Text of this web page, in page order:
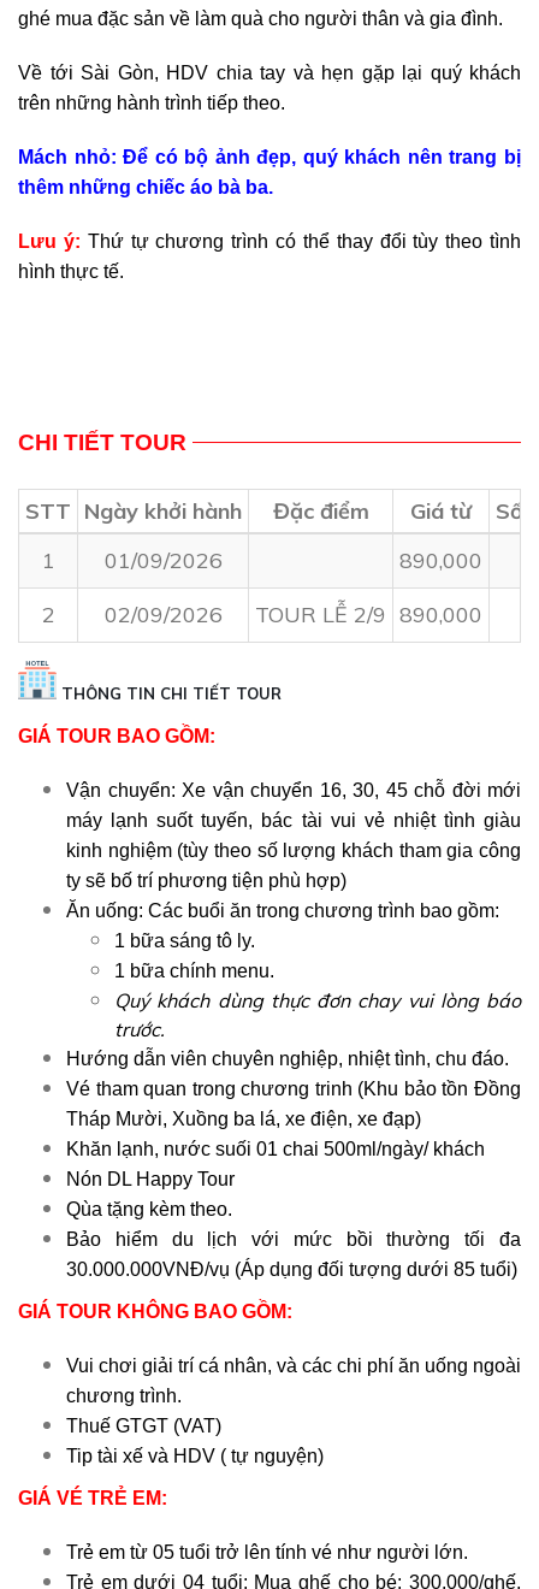
ghé mua đặc sản về làm quà cho người thân và gia đình.
Về tới Sài Gòn, HDV chia tay và hẹn gặp lại quý khách
trên những hành trình tiếp theo.
Mách nhỏ: Để có bộ ảnh đẹp, quý khách nên trang bị
thêm những chiếc áo bà ba.
Lưu ý: Thứ tự chương trình có thể thay đổi tùy theo tình
hình thực tế.
CHI TIẾT TOUR
STT Ngày khởi hành Đặc điểm Giá từ
Số
1
01/09/2026
890,000
2
02/09/2026 TOUR LỄ 2/9 890,000
THÔNG TIN CHI TIẾT TOUR
GIÁ TOUR BAO GỒM:
Vận chuyển: Xe vận chuyển 16, 30, 45 chỗ đời mới
máy lạnh suốt tuyến, bác tài vui vẻ nhiệt tình giàu
kinh nghiệm (tùy theo số lượng khách tham gia công
ty sẽ bố trí phương tiện phù hợp)
Ăn uống: Các buổi ăn trong chương trình bao gồm:
1 bữa sáng tô ly.
1 bữa chính menu.
Quý khách dùng thực đơn chay vui lòng báo
trước.
Hướng dẫn viên chuyên nghiệp, nhiệt tình, chu đáo.
Vé tham quan trong chương trinh (Khu bảo tồn Đồng
Tháp Mười, Xuồng ba lá, xe điện, xe đạp)
Khăn lạnh, nước suối 01 chai 500ml/ngày/ khách
Nón DL Happy Tour
Qùa tặng kèm theo.
Bảo hiểm du lịch với mức bồi thường tối đa
30.000.000VNĐ/vụ (Áp dụng đối tượng dưới 85 tuổi)
GIÁ TOUR KHÔNG BAO GỒM:
Vui chơi giải trí cá nhân, và các chi phí ăn uống ngoài
chương trình.
Thuế GTGT (VAT)
Tip tài xế và HDV ( tự nguyện)
GIÁ VÉ TRẺ EM:
Trẻ em từ 05 tuổi trở lên tính vé như người lớn.
Trẻ em dưới 04 tuổi: Mua ghế cho bé: 300.000/ghế,